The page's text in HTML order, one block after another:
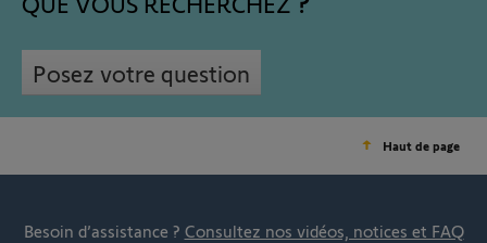
Posez votre question
Haut de page
Besoin d’assistance ? Consultez nos vidéos, notices et FAQ